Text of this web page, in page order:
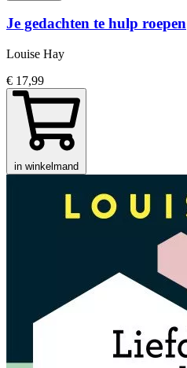
Je gedachten te hulp roepen
Louise Hay
€ 17,99
in winkelmand